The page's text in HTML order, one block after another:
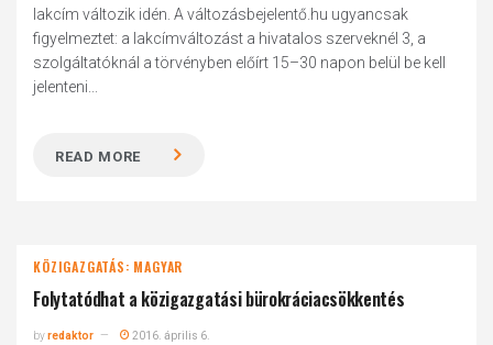
lakcím változik idén. A változásbejelentő.hu ugyancsak
figyelmeztet: a lakcímváltozást a hivatalos szerveknél 3, a
szolgáltatóknál a törvényben előírt 15–30 napon belül be kell
jelenteni...
READ MORE
KÖZIGAZGATÁS: MAGYAR
Folytatódhat a közigazgatási bürokráciacsökkentés
byredaktor 2016. április 6.